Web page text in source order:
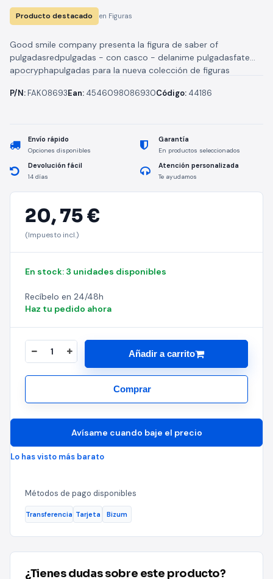
Producto destacado en Figuras
Good smile company presenta la figura de saber of
pulgadasredpulgadas - con casco - delanime pulgadasfate
apocryphapulgadas para la nueva colección de figuras
P/N:FAK08693Ean: 4546098086930Código: 44186
Envío rápido
Opciones disponibles
Garantía
En productos seleccionados
Devolución fácil
14 días
Atención personalizada
Te ayudamos
20,75 €
(Impuesto incl.)
En stock: 3 unidades disponibles
Recíbelo en 24/48h
Haz tu pedido ahora
Añadir a carrito
Comprar
Avísame cuando baje el precio
Lo has visto más barato
Métodos de pago disponibles
Transferencia Tarjeta Bizum
¿Tienes dudas sobre este producto?